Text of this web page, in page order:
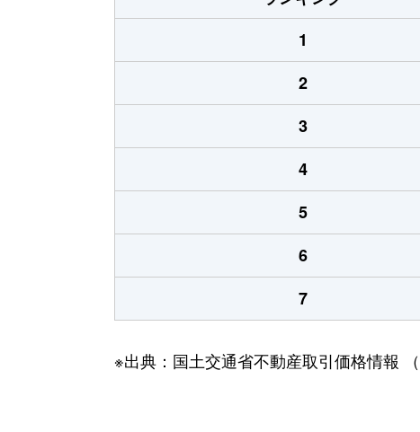
1
2
3
4
5
6
7
※出典：国土交通省不動産取引価格情報 （